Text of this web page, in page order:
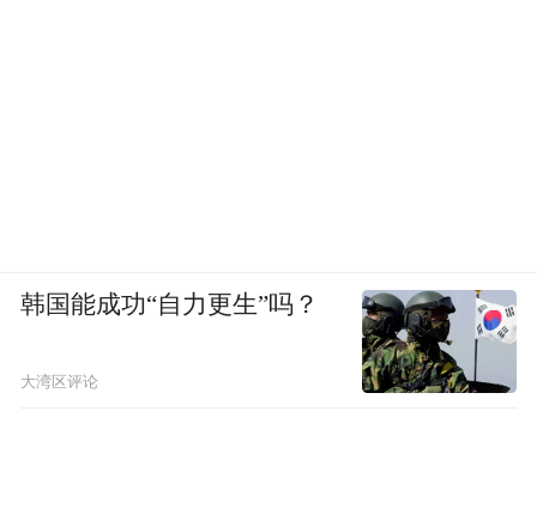
韩国能成功“自力更生”吗？
大湾区评论